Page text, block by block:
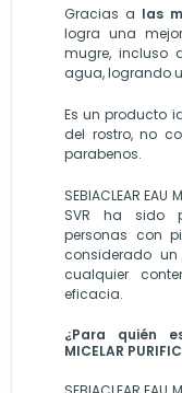
Gracias a las
logra una
mugre, incluso
agua, logrando
Es un producto
del rostro, no
parabenos.
SEBIACLEAR EAU
SVR ha sido
personas con
considerado
cualquier
eficacia.
¿Para quién
MICELAR